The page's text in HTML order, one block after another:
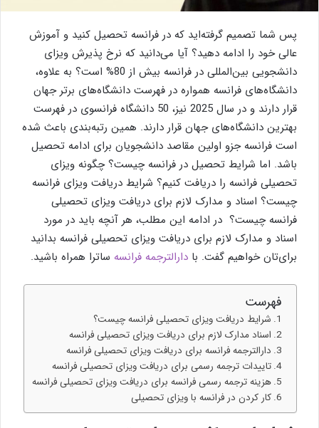
پس شما تصمیم گرفته‌اید که در فرانسه تحصیل کنید و آموزش
عالی خود را ادامه دهید؟ آیا می‌دانید که نرخ پذیرش ویزای
دانشجویی بین‌المللی در فرانسه بیش از 80% است؟ به علاوه،
دانشگاه‌های فرانسه همواره در فهرست دانشگاه‌های برتر جهان
قرار دارند و در سال 2025 نیز، 50 دانشگاه فرانسوی در فهرست
بهترین دانشگاه‌های جهان قرار دارند. همین رتبه‌بندی باعث شده
است فرانسه جزو اولین مقاصد دانشجویان برای ادامه تحصیل
باشد. اما شرایط تحصیل در فرانسه چیست؟ چگونه ویزای
تحصیلی فرانسه را دریافت کنیم؟ شرایط دریافت ویزای فرانسه
چیست؟ اسناد و مدارک لازم برای دریافت ویزای تحصیلی
فرانسه چیست؟ در ادامه این مطلب، هر آنچه باید در مورد
اسناد و مدارک لازم برای دریافت ویزای تحصیلی فرانسه بدانید
برای‌تان خواهیم گفت. با دارالترجمه فرانسه ساترا همراه باشید.
فهرست
شرایط دریافت ویزای تحصیلی فرانسه چیست؟
اسناد مدارک لازم برای دریافت ویزای تحصیلی فرانسه
دارالترجمه فرانسه برای دریافت ویزای تحصیلی فرانسه
تاییدات ترجمه رسمی برای دریافت ویزای تحصیلی فرانسه
هزینه ترجمه رسمی فرانسه برای دریافت ویزای تحصیلی فرانسه
کار کردن در فرانسه با ویزای تحصیلی